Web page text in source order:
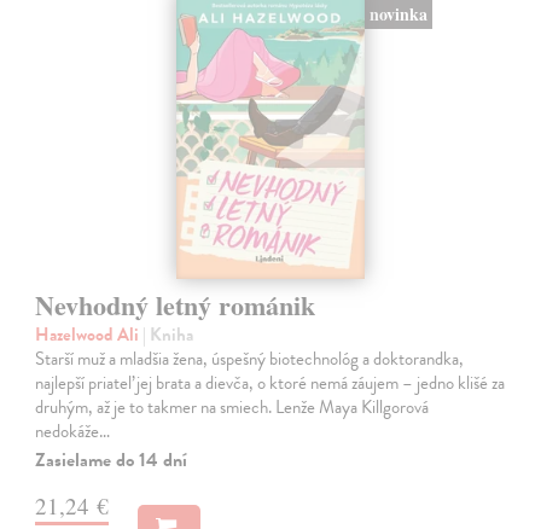
novinka
Nevhodný letný románik
Hazelwood Ali | Kniha
Starší muž a mladšia žena, úspešný biotechnológ a doktorandka,
najlepší priateľ jej brata a dievča, o ktoré nemá záujem – jedno klišé za
druhým, až je to takmer na smiech. Lenže Maya Killgorová
nedokáže…
Zasielame do 14 dní
21,24 €